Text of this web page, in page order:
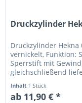
Druckzylinder
Druckzylinder Hekna
vernickelt, Funktion:
Sperrstift mit
gleichschließend
Inhalt 1 Stück
ab 11,90 € *